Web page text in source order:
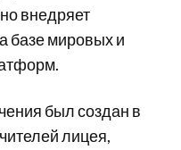
внедряет
базе мировых и
был создан в
лицея,